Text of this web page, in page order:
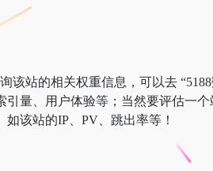
该站的相关权重信息，可以去 “5188
量、用户体验等；当然要评估一
该站的IP、PV、跳出率等！